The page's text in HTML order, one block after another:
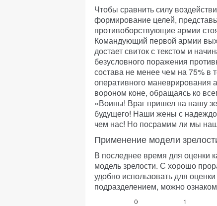
Чтобы сравнить силу
формирование целей,
противоборствующие армии
Командующий первой армии
достает свиток с текстом и
безусловного поражения
состава не менее чем на 75% в
оперативного маневрирования
вороном коне, обращаясь ко
«Воины! Враг пришел на нашу
будущего! Наши жены с
чем нас! Но посрамим ли мы
Применение модели
В последнее время для оценки
модель зрелости. С хорошо
удобно использовать для
подразделением, можно